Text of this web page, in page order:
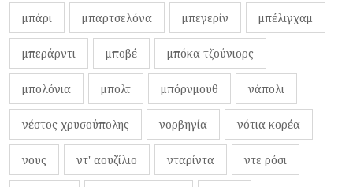
μπάρι μπαρτσελόνα μπεγερίν μπέλιγχαμ
μπεράρντι μποβέ μπόκα τζούνιορς
μπολόνια μπολτ μπόρνμουθ νάπολι
νέστος χρυσούπολης νορβηγία νότια κορέα
νους ντ' αουζίλιο νταρίντα ντε ρόσι